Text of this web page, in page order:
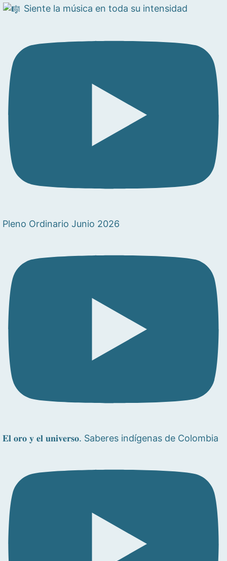
Siente la música en toda su intensidad
Pleno Ordinario Junio 2026
𝐄𝐥 𝐨𝐫𝐨 𝐲 𝐞𝐥 𝐮𝐧𝐢𝐯𝐞𝐫𝐬𝐨. Saberes indígenas de Colombia